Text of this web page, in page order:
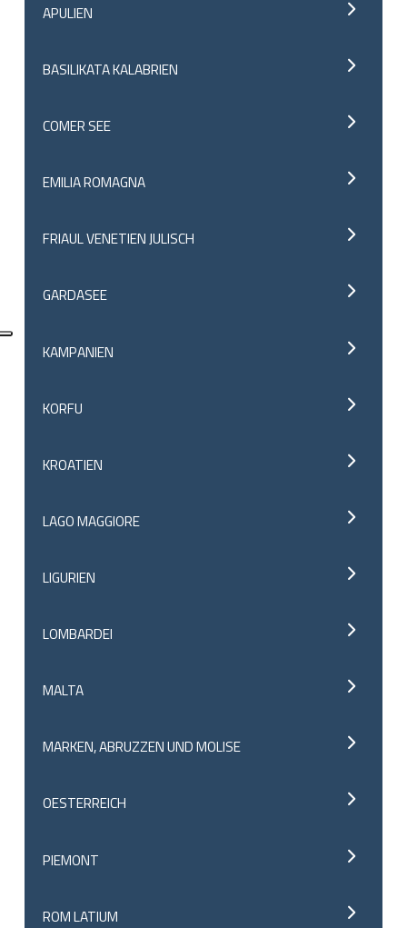
APULIEN
BASILIKATA KALABRIEN
COMER SEE
EMILIA ROMAGNA
FRIAUL VENETIEN JULISCH
GARDASEE
KAMPANIEN
KORFU
KROATIEN
LAGO MAGGIORE
LIGURIEN
LOMBARDEI
MALTA
MARKEN, ABRUZZEN UND MOLISE
OESTERREICH
PIEMONT
ROM LATIUM